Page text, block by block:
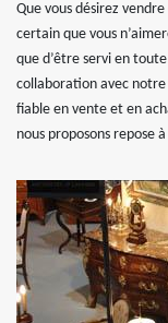
Que vous désirez
certain que vous
que d’être servi en
collaboration avec notre
fiable en vente et en
nous proposons repose